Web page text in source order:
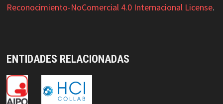
Reconocimiento-NoComercial 4.0 Internacional License.
ENTIDADES RELACIONADAS